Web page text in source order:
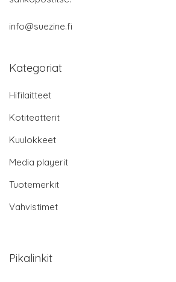
info@suezine.fi
Kategoriat
Hifilaitteet
Kotiteatterit
Kuulokkeet
Media playerit
Tuotemerkit
Vahvistimet
Pikalinkit